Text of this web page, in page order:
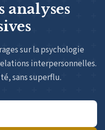
analyses
sur la psychologie
interpersonnelles.
sans superflu.